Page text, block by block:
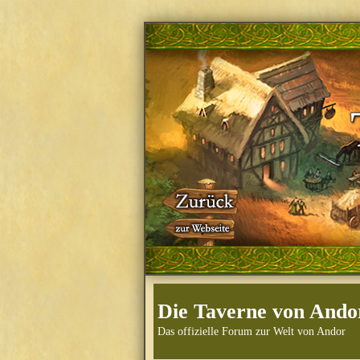
Die Taverne von
Das offizielle Forum zur Welt von Andor